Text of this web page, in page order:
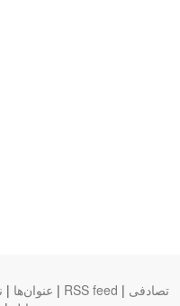
تصادفی |
RSS feed
| عنوان‌ها |